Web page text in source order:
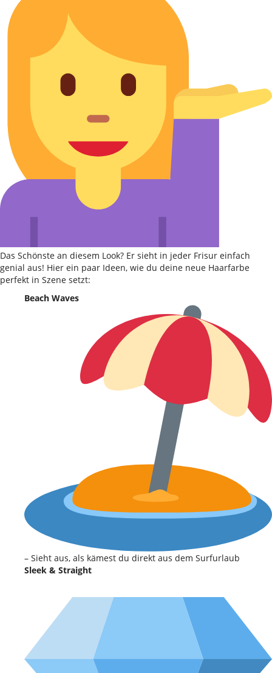
Das Schönste an diesem Look? Er sieht in jeder Frisur einfach
genial aus! Hier ein paar Ideen, wie du deine neue Haarfarbe
perfekt in Szene setzt:
Beach Waves
– Sieht aus, als kämest du direkt aus dem Surfurlaub
Sleek & Straight